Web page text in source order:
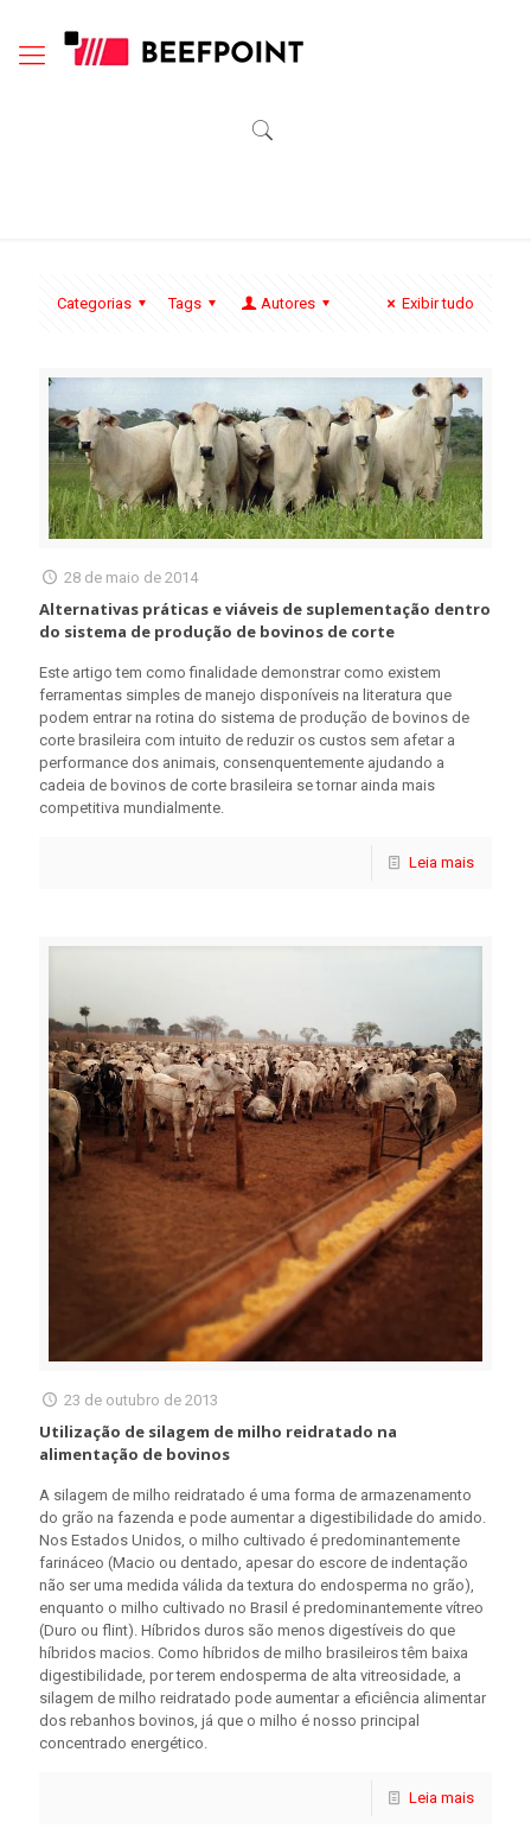
Categorias Tags Autores Exibir tudo
28 de maio de 2014
Alternativas práticas e viáveis de suplementação dentro
do sistema de produção de bovinos de corte
Este artigo tem como finalidade demonstrar como existem
ferramentas simples de manejo disponíveis na literatura que
podem entrar na rotina do sistema de produção de bovinos de
corte brasileira com intuito de reduzir os custos sem afetar a
performance dos animais, consenquentemente ajudando a
cadeia de bovinos de corte brasileira se tornar ainda mais
competitiva mundialmente.
Leia mais
23 de outubro de 2013
Utilização de silagem de milho reidratado na
alimentação de bovinos
A silagem de milho reidratado é uma forma de armazenamento
do grão na fazenda e pode aumentar a digestibilidade do amido.
Nos Estados Unidos, o milho cultivado é predominantemente
farináceo (Macio ou dentado, apesar do escore de indentação
não ser uma medida válida da textura do endosperma no grão),
enquanto o milho cultivado no Brasil é predominantemente vítreo
(Duro ou flint). Híbridos duros são menos digestíveis do que
híbridos macios. Como híbridos de milho brasileiros têm baixa
digestibilidade, por terem endosperma de alta vitreosidade, a
silagem de milho reidratado pode aumentar a eficiência alimentar
dos rebanhos bovinos, já que o milho é nosso principal
concentrado energético.
Leia mais